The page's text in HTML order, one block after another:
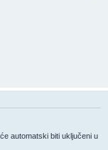
automatski biti uključeni u